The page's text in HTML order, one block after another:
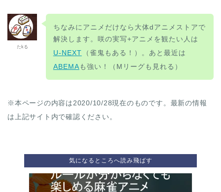
たkる
ちなみにアニメだけなら大体dアニメストアで
解決します。咲の実写+アニメを観たい人は
U-NEXT
（雀鬼もある！）。あと最近は
ABEMAも強い！（Mリーグも見れる）
※本ページの内容は2020/10/28現在のものです。最新の情報
は上記サイト内で確認ください。
気になるところへ読み飛ばす